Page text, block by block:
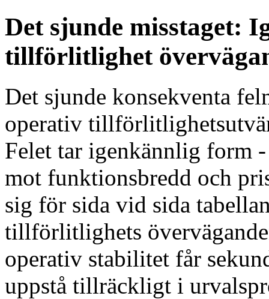
Det sjunde misstaget:
tillförlitlighet
Det sjunde konsekventa
operativ
Felet tar igenkännlig form
mot funktionsbredd och
sig för sida vid sida
tillförlitlighets
operativ stabilitet får
uppstå tillräckligt i